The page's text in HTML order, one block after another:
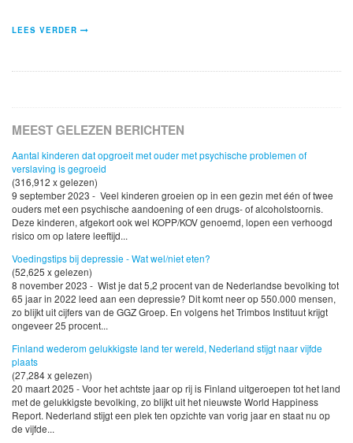
LEES VERDER
MEEST GELEZEN BERICHTEN
Aantal kinderen dat opgroeit met ouder met psychische problemen of
verslaving is gegroeid
(316,912 x gelezen)
9 september 2023 - Veel kinderen groeien op in een gezin met één of twee
ouders met een psychische aandoening of een drugs- of alcoholstoornis.
Deze kinderen, afgekort ook wel KOPP/KOV genoemd, lopen een verhoogd
risico om op latere leeftijd...
Voedingstips bij depressie - Wat wel/niet eten?
(52,625 x gelezen)
8 november 2023 - Wist je dat 5,2 procent van de Nederlandse bevolking tot
65 jaar in 2022 leed aan een depressie? Dit komt neer op 550.000 mensen,
zo blijkt uit cijfers van de GGZ Groep. En volgens het Trimbos Instituut krijgt
ongeveer 25 procent...
Finland wederom gelukkigste land ter wereld, Nederland stijgt naar vijfde
plaats
(27,284 x gelezen)
20 maart 2025 - Voor het achtste jaar op rij is Finland uitgeroepen tot het land
met de gelukkigste bevolking, zo blijkt uit het nieuwste World Happiness
Report. Nederland stijgt een plek ten opzichte van vorig jaar en staat nu op
de vijfde...